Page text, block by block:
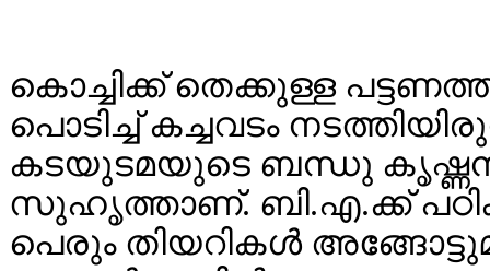
കൊച്ചിക്ക് തെക്കുള്ള
പൊടിച്ച് കച്ചവടം
കടയുടമയുടെ ബന്ധു
സുഹൃത്താണ്. ബി.എ.ക്ക്
പെരും തിയറികൾ